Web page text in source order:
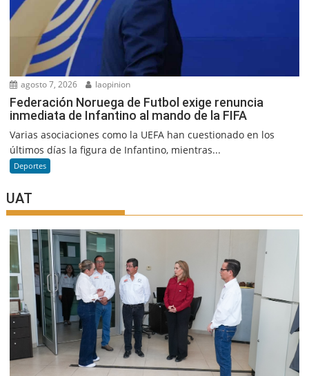
agosto 7, 2026 laopinion
Federación Noruega de Futbol exige renuncia
inmediata de Infantino al mando de la FIFA
Varias asociaciones como la UEFA han cuestionado en los
últimos días la figura de Infantino, mientras...
Deportes
UAT